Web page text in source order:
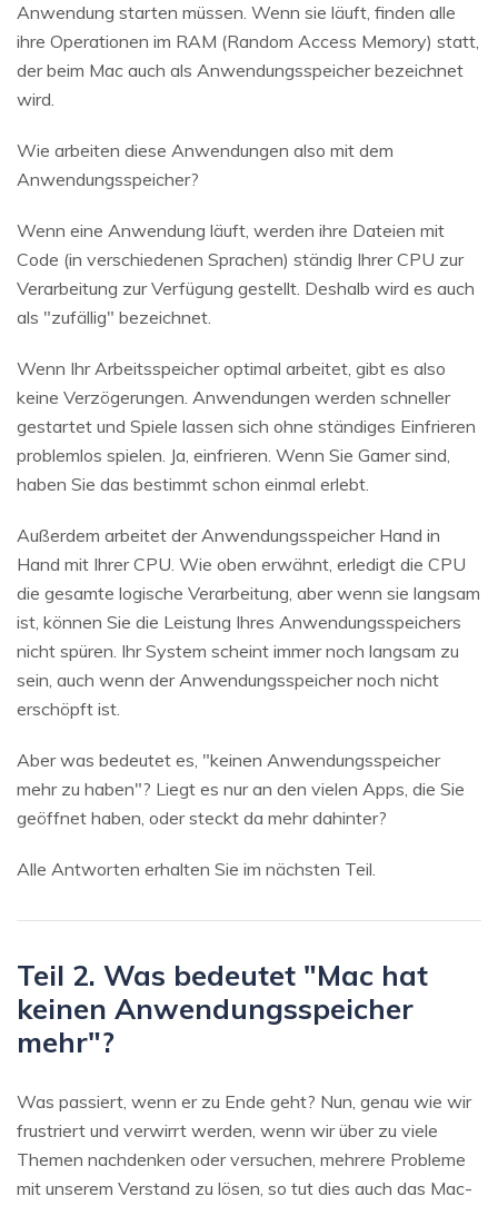
Anwendung starten müssen. Wenn sie läuft, finden alle
ihre Operationen im RAM (Random Access Memory) statt,
der beim Mac auch als Anwendungsspeicher bezeichnet
wird.
Wie arbeiten diese Anwendungen also mit dem
Anwendungsspeicher?
Wenn eine Anwendung läuft, werden ihre Dateien mit
Code (in verschiedenen Sprachen) ständig Ihrer CPU zur
Verarbeitung zur Verfügung gestellt. Deshalb wird es auch
als "zufällig" bezeichnet.
Wenn Ihr Arbeitsspeicher optimal arbeitet, gibt es also
keine Verzögerungen. Anwendungen werden schneller
gestartet und Spiele lassen sich ohne ständiges Einfrieren
problemlos spielen. Ja, einfrieren. Wenn Sie Gamer sind,
haben Sie das bestimmt schon einmal erlebt.
Außerdem arbeitet der Anwendungsspeicher Hand in
Hand mit Ihrer CPU. Wie oben erwähnt, erledigt die CPU
die gesamte logische Verarbeitung, aber wenn sie langsam
ist, können Sie die Leistung Ihres Anwendungsspeichers
nicht spüren. Ihr System scheint immer noch langsam zu
sein, auch wenn der Anwendungsspeicher noch nicht
erschöpft ist.
Aber was bedeutet es, "keinen Anwendungsspeicher
mehr zu haben"? Liegt es nur an den vielen Apps, die Sie
geöffnet haben, oder steckt da mehr dahinter?
Alle Antworten erhalten Sie im nächsten Teil.
Teil 2. Was bedeutet "Mac hat
keinen Anwendungsspeicher
mehr"?
Was passiert, wenn er zu Ende geht? Nun, genau wie wir
frustriert und verwirrt werden, wenn wir über zu viele
Themen nachdenken oder versuchen, mehrere Probleme
mit unserem Verstand zu lösen, so tut dies auch das Mac-